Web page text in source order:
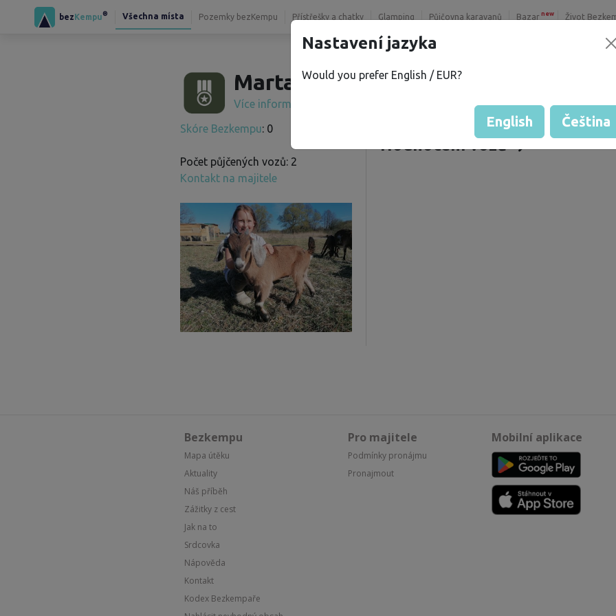
bezKempu® Všechna místa Pozemky bezKempu Přístřešky a chatky Glamping Půjčovna karavanů Bazar new Život
Marta A.
Více informací
Skóre Bezkempu: 0
Počet půjčených vozů: 2
Kontakt na majitele
Hodnocení hosta od majitelů
Hodnocení vozů
Bezkempu
Mapa útěku
Aktuality
Náš příběh
Zážitky z cest
Jak na to
Srdcovka
Nápověda
Kontakt
Kodex Bezkempaře
Pro majitele
Podmínky pronájmu
Pronajmout
Mobilní aplikace
Nastavení jazyka
Would you prefer English / EUR?
English Čeština